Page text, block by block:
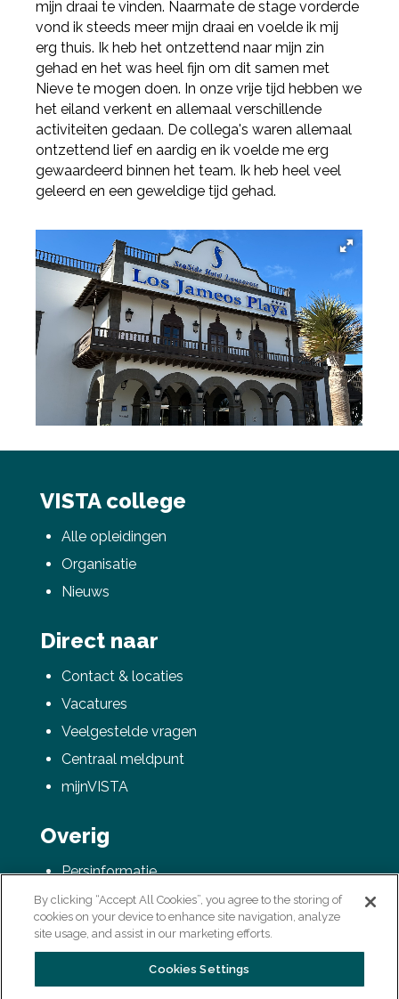
mijn draai te vinden. Naarmate de stage vorderde
vond ik steeds meer mijn draai en voelde ik mij
erg thuis. Ik heb het ontzettend naar mijn zin
gehad en het was heel fijn om dit samen met
Nieve te mogen doen. In onze vrije tijd hebben we
het eiland verkent en allemaal verschillende
activiteiten gedaan. De collega's waren allemaal
ontzettend lief en aardig en ik voelde me erg
gewaardeerd binnen het team. Ik heb heel veel
geleerd en een geweldige tijd gehad.
VISTA college
Alle opleidingen
Organisatie
Nieuws
Direct naar
Contact & locaties
Vacatures
Veelgestelde vragen
Centraal meldpunt
mijnVISTA
Overig
Persinformatie
AVG / Privacyverklaring
Colofon
By clicking “Accept All Cookies”, you agree to the storing of
cookies on your device to enhance site navigation, analyze
site usage, and assist in our marketing efforts.
Cookies Settings